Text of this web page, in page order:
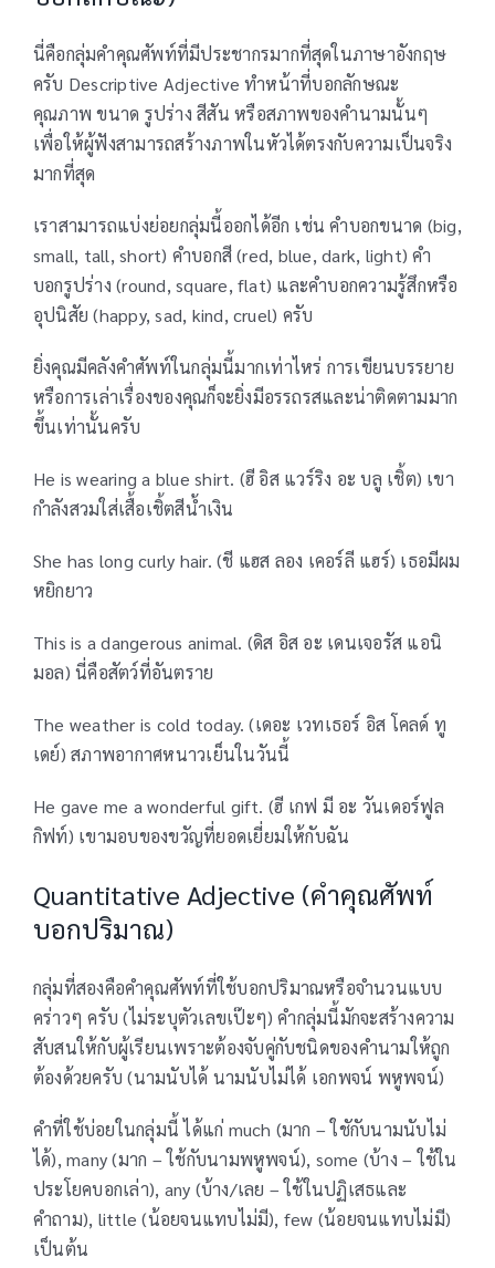
นี่คือกลุ่มคำคุณศัพท์ที่มีประชากรมากที่สุดในภาษาอังกฤษ
ครับ Descriptive Adjective ทำหน้าที่บอกลักษณะ
คุณภาพ ขนาด รูปร่าง สีสัน หรือสภาพของคำนามนั้นๆ
เพื่อให้ผู้ฟังสามารถสร้างภาพในหัวได้ตรงกับความเป็นจริง
มากที่สุด
เราสามารถแบ่งย่อยกลุ่มนี้ออกได้อีก เช่น คำบอกขนาด (big,
small, tall, short) คำบอกสี (red, blue, dark, light) คำ
บอกรูปร่าง (round, square, flat) และคำบอกความรู้สึกหรือ
อุปนิสัย (happy, sad, kind, cruel) ครับ
ยิ่งคุณมีคลังคำศัพท์ในกลุ่มนี้มากเท่าไหร่ การเขียนบรรยาย
หรือการเล่าเรื่องของคุณก็จะยิ่งมีอรรถรสและน่าติดตามมาก
ขึ้นเท่านั้นครับ
He is wearing a blue shirt. (ฮี อิส แวร์ริง อะ บลู เชิ้ต) เขา
กำลังสวมใส่เสื้อเชิ้ตสีน้ำเงิน
She has long curly hair. (ชี แฮส ลอง เคอร์ลี แฮร์) เธอมีผม
หยิกยาว
This is a dangerous animal. (ดิส อิส อะ เดนเจอรัส แอนิ
มอล) นี่คือสัตว์ที่อันตราย
The weather is cold today. (เดอะ เวทเธอร์ อิส โคลด์ ทู
เดย์) สภาพอากาศหนาวเย็นในวันนี้
He gave me a wonderful gift. (ฮี เกฟ มี อะ วันเดอร์ฟูล
กิฟท์) เขามอบของขวัญที่ยอดเยี่ยมให้กับฉัน
Quantitative Adjective (คำคุณศัพท์
บอกปริมาณ)
กลุ่มที่สองคือคำคุณศัพท์ที่ใช้บอกปริมาณหรือจำนวนแบบ
คร่าวๆ ครับ (ไม่ระบุตัวเลขเป๊ะๆ) คำกลุ่มนี้มักจะสร้างความ
สับสนให้กับผู้เรียนเพราะต้องจับคู่กับชนิดของคำนามให้ถูก
ต้องด้วยครับ (นามนับได้ นามนับไม่ได้ เอกพจน์ พหูพจน์)
คำที่ใช้บ่อยในกลุ่มนี้ ได้แก่ much (มาก – ใชักับนามนับไม่
ได้), many (มาก – ใช้กับนามพหูพจน์), some (บ้าง – ใช้ใน
ประโยคบอกเล่า), any (บ้าง/เลย – ใช้ในปฏิเสธและ
คำถาม), little (น้อยจนแทบไม่มี), few (น้อยจนแทบไม่มี)
เป็นต้น